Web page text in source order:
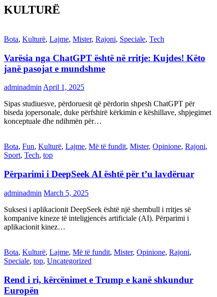
KULTURË
Bota, Kulturë, Lajme, Mister, Rajoni, Speciale, Tech
Varësia nga ChatGPT është në rritje: Kujdes! Këto
janë pasojat e mundshme
adminadmin April 1, 2025
Sipas studiuesve, përdoruesit që përdorin shpesh ChatGPT për
biseda jopersonale, duke përfshirë kërkimin e këshillave, shpjegimet
konceptuale dhe ndihmën për…
Bota, Fun, Kulturë, Lajme, Më të fundit, Mister, Opinione, Rajoni,
Sport, Tech, top
Përparimi i DeepSeek AI është për t’u lavdëruar
adminadmin March 5, 2025
Suksesi i aplikacionit DeepSeek është një shembull i rritjes së
kompanive kineze të inteligjencës artificiale (AI). Përparimi i
aplikacionit kinez…
Bota, Kulturë, Lajme, Më të fundit, Mister, Opinione, Rajoni,
Speciale, top, Uncategorized
Rend i ri, kërcënimet e Trump e kanë shkundur
Europën